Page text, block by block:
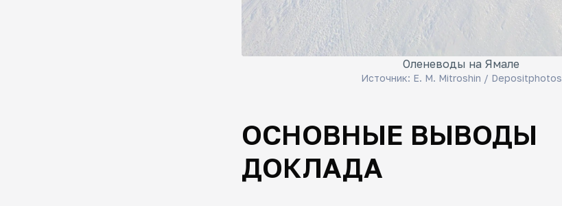
Оленеводы на Ямале
Источник: E. M. Mitroshin / Depositphotos
ОСНОВНЫЕ ВЫВОДЫ
ДОКЛАДА